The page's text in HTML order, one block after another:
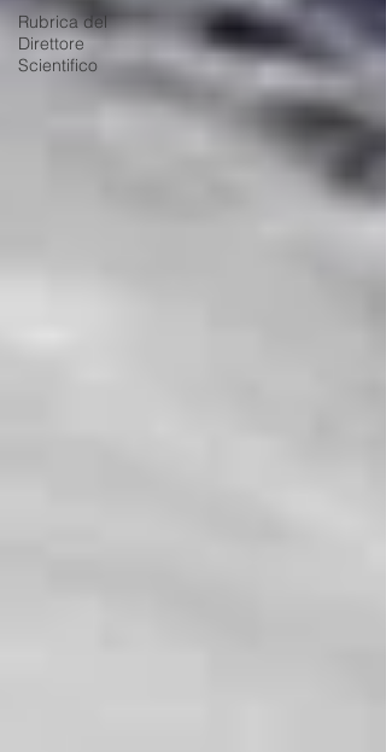
Rubrica del
Direttore
Scientifico